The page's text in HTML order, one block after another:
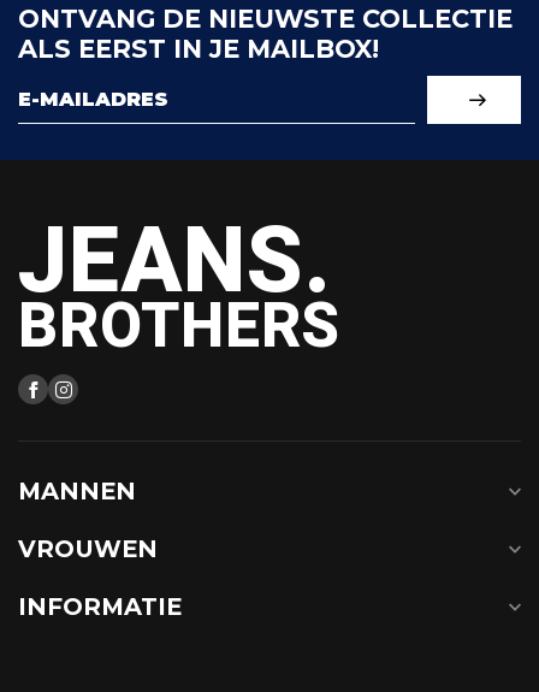
ONTVANG DE NIEUWSTE COLLECTIE
ALS EERST IN JE MAILBOX!
JEANS.
BROTHERS
MANNEN
VROUWEN
INFORMATIE